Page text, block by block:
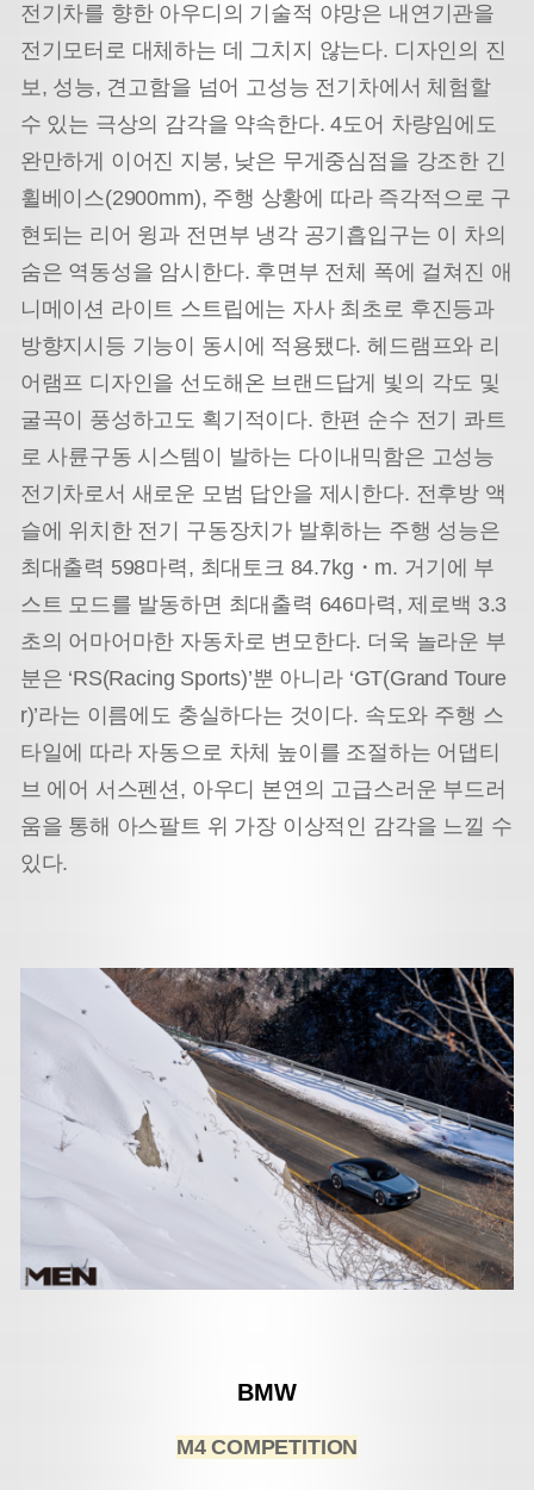
전기차를 향한 아우디의 기술적 야망은 내연기관을
전기모터로 대체하는 데 그치지 않는다. 디자인의 진
보, 성능, 견고함을 넘어 고성능 전기차에서 체험할
수 있는 극상의 감각을 약속한다. 4도어 차량임에도
완만하게 이어진 지붕, 낮은 무게중심점을 강조한 긴
휠베이스(2900mm), 주행 상황에 따라 즉각적으로 구
현되는 리어 윙과 전면부 냉각 공기흡입구는 이 차의
숨은 역동성을 암시한다. 후면부 전체 폭에 걸쳐진 애
니메이션 라이트 스트립에는 자사 최초로 후진등과
방향지시등 기능이 동시에 적용됐다. 헤드램프와 리
어램프 디자인을 선도해온 브랜드답게 빛의 각도 및
굴곡이 풍성하고도 획기적이다. 한편 순수 전기 콰트
로 사륜구동 시스템이 발하는 다이내믹함은 고성능
전기차로서 새로운 모범 답안을 제시한다. 전후방 액
슬에 위치한 전기 구동장치가 발휘하는 주행 성능은
최대출력 598마력, 최대토크 84.7kg・m. 거기에 부
스트 모드를 발동하면 최대출력 646마력, 제로백 3.3
초의 어마어마한 자동차로 변모한다. 더욱 놀라운 부
분은 ‘RS(Racing Sports)’뿐 아니라 ‘GT(Grand Toure
r)’라는 이름에도 충실하다는 것이다. 속도와 주행 스
타일에 따라 자동으로 차체 높이를 조절하는 어댑티
브 에어 서스펜션, 아우디 본연의 고급스러운 부드러
움을 통해 아스팔트 위 가장 이상적인 감각을 느낄 수
있다.
BMW
M4 COMPETITION